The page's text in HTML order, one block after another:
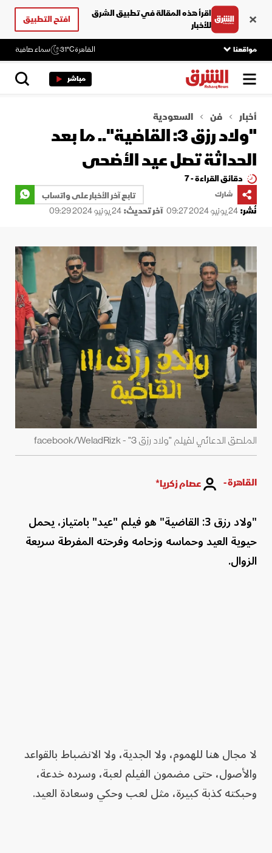
اقرأ هذه المقالة في تطبيق الشرق
للأخبار
افتح التطبيق
مواقعنا القاهرة31°C سماء صافية
مباشر
أخبار فن السعودية
"ولاد رزق 3: القاضية".. ما بعد
الحداثة تصل عيد الأضحى
دقائق القراءة - 7
شارك
تابع آخر الأخبار على واتساب
نُشر:24 يونيو 2024 09:27 آخر تحديث:24 يونيو 2024 09:29
الملصق الدعائي لفيلم "ولاد رزق 3" - facebook/WeladRizk
القاهرة - عصام زكريا*
"ولاد رزق 3: القاضية" هو فيلم "عيد" بامتياز، يحمل
حيوية العيد وحماسه وزحامه وفرحته المفرطة سريعة
الزوال.
لا مجال هنا للهموم، ولا الجدية، ولا الانضباط بالقواعد
والأصول، حتى مضمون الفيلم لعبة، وسرده خدعة،
وحبكته كذبة كبيرة، مثل لعب وحكي وسعادة العيد.